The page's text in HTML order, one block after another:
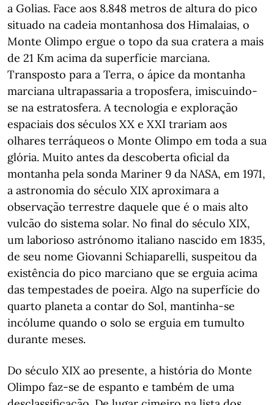
a Golias. Face aos 8.848 metros de altura do pico
situado na cadeia montanhosa dos Himalaias, o
Monte Olimpo ergue o topo da sua cratera a mais
de 21 Km acima da superfície marciana.
Transposto para a Terra, o ápice da montanha
marciana ultrapassaria a troposfera, imiscuindo-
se na estratosfera. A tecnologia e exploração
espaciais dos séculos XX e XXI trariam aos
olhares terráqueos o Monte Olimpo em toda a sua
glória. Muito antes da descoberta oficial da
montanha pela sonda Mariner 9 da NASA, em 1971,
a astronomia do século XIX aproximara a
observação terrestre daquele que é o mais alto
vulcão do sistema solar. No final do século XIX,
um laborioso astrónomo italiano nascido em 1835,
de seu nome Giovanni Schiaparelli, suspeitou da
existência do pico marciano que se erguia acima
das tempestades de poeira. Algo na superfície do
quarto planeta a contar do Sol, mantinha-se
incólume quando o solo se erguia em tumulto
durante meses.
Do século XIX ao presente, a história do Monte
Olimpo faz-se de espanto e também de uma